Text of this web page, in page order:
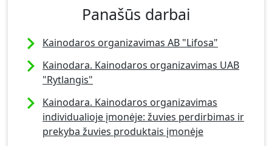
Panašūs darbai
Kainodaros organizavimas AB "Lifosa"
Kainodara. Kainodaros organizavimas UAB
"Rytlangis"
Kainodara. Kainodaros organizavimas
individualioje įmonėje: žuvies perdirbimas ir
prekyba žuvies produktais įmonėje